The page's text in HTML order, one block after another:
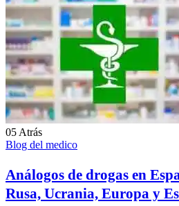
05Atrás
Blog del medico
Análogos de drogas en
Rusa, Ucrania, Europa y